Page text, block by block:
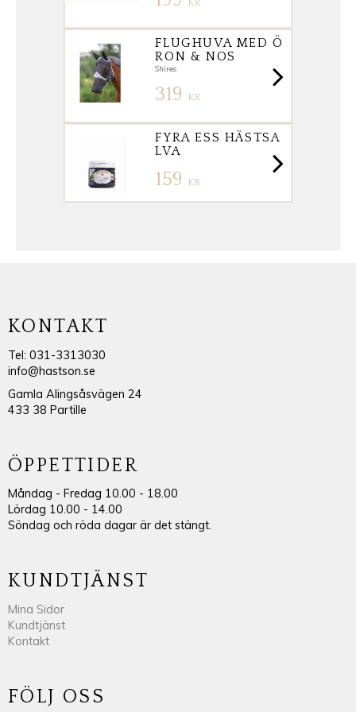
KR
FLUGHUVA MED Ö
RON & NOS
Shires
319 KR
FYRA ESS HÄSTSA
LVA
159 KR
KONTAKT
Tel: 031-3313030
info@hastson.se
Gamla Alingsåsvägen 24
433 38 Partille
ÖPPETTIDER
Måndag - Fredag 10.00 - 18.00
Lördag 10.00 - 14.00
Söndag och röda dagar är det stängt.
KUNDTJÄNST
Mina Sidor
Kundtjänst
Kontakt
FÖLJ OSS